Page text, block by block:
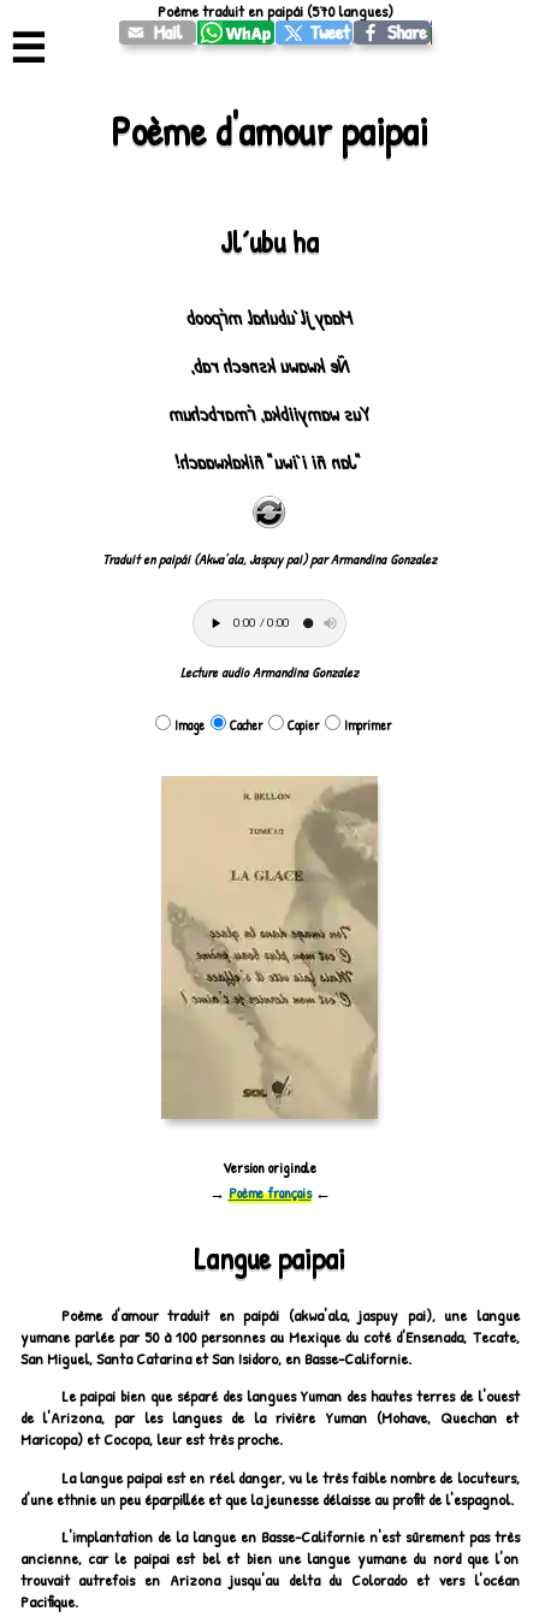
☰
Poème d'amour paipai
Jl´ubu ha
Maay jl´ubuhal mѓpoob
Ñe kwawu ksnech rab,
Yus wamyiibka, ѓmarbchum
"Jan ñi i´iwu" ñikakwaach!
Traduit en paipái (Akwa’ala, Jaspuy pai) par Armandina Gonzalez
Lecture audio Armandina Gonzalez
Image Cacher Copier Imprimer
Version originale
→ Poème français←
Langue paipai
Poème d'amour traduit en paipái (akwa'ala, jaspuy pai), une langue
yumane parlée par 50 à 100 personnes au Mexique du coté d'Ensenada, Tecate,
San Miguel, Santa Catarina et San Isidoro, en Basse-Californie.
Le paipai bien que séparé des langues Yuman des hautes terres de l'ouest
de l'Arizona, par les langues de la rivière Yuman (Mohave, Quechan et
Maricopa) et Cocopa, leur est très proche.
La langue paipai est en réel danger, vu le très faible nombre de locuteurs,
d'une ethnie un peu éparpillée et que la jeunesse délaisse au profit de l'espagnol.
L'implantation de la langue en Basse-Californie n'est sûrement pas très
ancienne, car le paipai est bel et bien une langue yumane du nord que l'on
trouvait autrefois en Arizona jusqu'au delta du Colorado et vers l'océan
Pacifique.
Poème traduit en paipái (570 langues)